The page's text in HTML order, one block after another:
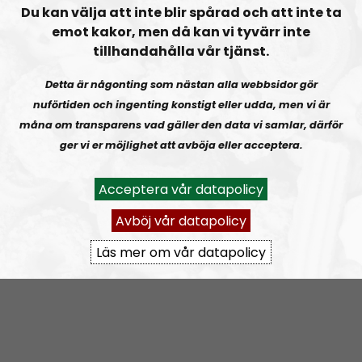
Om programmet NR Special
NR Special innefattar alla avsnitt från Nordisk Radio
Prenumerera på NR Special medRSS
https://nordiskradio.se/?format=mp3-
RN SPECIALUppesittarkväll med Andreas och Uffe!
Du kan välja att inte blir spårad och att inte ta
emot kakor, men då kan vi tyvärr inte
tillhandahålla vår tjänst.
Detta är någonting som nästan alla webbsidor gör
nuförtiden och ingenting konstigt eller udda, men vi är
måna om transparens vad gäller den data vi samlar, därför
ger vi er möjlighet att avböja eller acceptera.
Acceptera vår datapolicy
Avböj vår datapolicy
Läs mer om vår datapolicy